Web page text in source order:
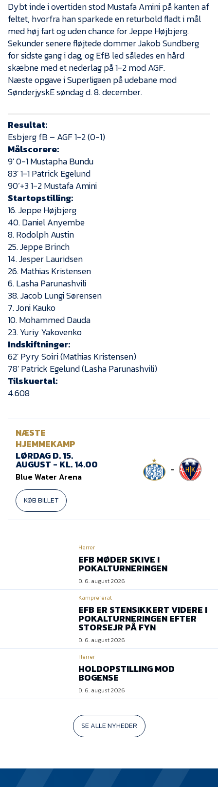
Dybt inde i overtiden stod Mustafa Amini på kanten af
feltet, hvorfra han sparkede en returbold fladt i mål
med høj fart og uden chance for Jeppe Højbjerg.
Sekunder senere fløjtede dommer Jakob Sundberg
for sidste gang i dag, og EfB led således en hård
skæbne med et nederlag på 1-2 mod AGF.
Næste opgave i Superligaen på udebane mod
SønderjyskE søndag d. 8. december.
Resultat:
Esbjerg fB – AGF 1-2 (0-1)
Målscorere:
9′ 0-1 Mustapha Bundu
83′ 1-1 Patrick Egelund
90’+3 1-2 Mustafa Amini
Startopstilling:
16. Jeppe Højbjerg
40. Daniel Anyembe
8. Rodolph Austin
25. Jeppe Brinch
14. Jesper Lauridsen
26. Mathias Kristensen
6. Lasha Parunashvili
38. Jacob Lungi Sørensen
7. Joni Kauko
10. Mohammed Dauda
23. Yuriy Yakovenko
Indskiftninger:
62′ Pyry Soiri (Mathias Kristensen)
78′ Patrick Egelund (Lasha Parunashvili)
Tilskuertal:
4.608
NÆSTE
HJEMMEKAMP
LØRDAG D. 15.
AUGUST - KL. 14.00
Blue Water Arena
KØB BILLET
-
Herrer
EFB MØDER SKIVE I
POKALTURNERINGEN
D. 6. august 2026
Kampreferat
EFB ER STENSIKKERT VIDERE I
POKALTURNERINGEN EFTER
STORSEJR PÅ FYN
D. 6. august 2026
Herrer
HOLDOPSTILLING MOD
BOGENSE
D. 6. august 2026
SE ALLE NYHEDER